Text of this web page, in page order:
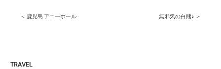
＜ 鹿児島 アニーホール 無邪気の白熊♪ ＞
TRAVEL